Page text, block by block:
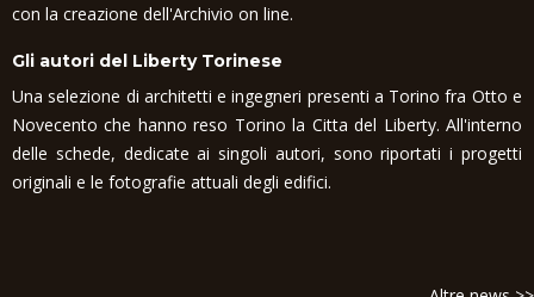
con la creazione dell'Archivio on line.
Gli autori del Liberty Torinese
Una selezione di architetti e ingegneri presenti a Torino fra Otto e
Novecento che hanno reso Torino la Citta del Liberty. All'interno
delle schede, dedicate ai singoli autori, sono riportati i progetti
originali e le fotografie attuali degli edifici.